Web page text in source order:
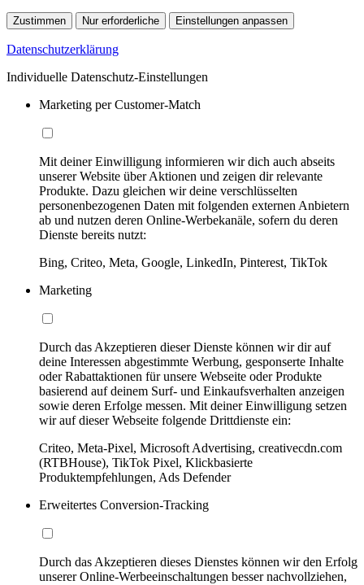
Zustimmen Nur erforderliche Einstellungen anpassen
Datenschutzerklärung
Individuelle Datenschutz-Einstellungen
Marketing per Customer-Match
Mit deiner Einwilligung informieren wir dich auch abseits
unserer Website über Aktionen und zeigen dir relevante
Produkte. Dazu gleichen wir deine verschlüsselten
personenbezogenen Daten mit folgenden externen Anbietern
ab und nutzen deren Online-Werbekanäle, sofern du deren
Dienste bereits nutzt:
Bing, Criteo, Meta, Google, LinkedIn, Pinterest, TikTok
Marketing
Durch das Akzeptieren dieser Dienste können wir dir auf
deine Interessen abgestimmte Werbung, gesponserte Inhalte
oder Rabattaktionen für unsere Webseite oder Produkte
basierend auf deinem Surf- und Einkaufsverhalten anzeigen
sowie deren Erfolge messen. Mit deiner Einwilligung setzen
wir auf dieser Webseite folgende Drittdienste ein:
Criteo, Meta-Pixel, Microsoft Advertising, creativecdn.com
(RTBHouse), TikTok Pixel, Klickbasierte
Produktempfehlungen, Ads Defender
Erweitertes Conversion-Tracking
Durch das Akzeptieren dieses Dienstes können wir den Erfolg
unserer Online-Werbeeinschaltungen besser nachvollziehen,